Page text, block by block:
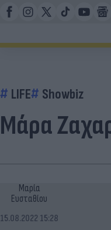
LIFE Showbiz
Μάρα
Μαρία
Ευσταθίου
15.08.2022 15:28